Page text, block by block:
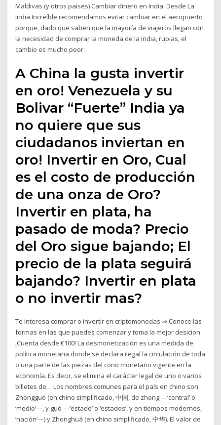
Maldivas (y otros países) Cambiar dinero en India. Desde La
India Increíble recomendamos evitar cambiar en el aeropuerto
porque, dado que saben que la mayoría de viajeros llegan con
la necesidad de comprar la moneda de la India, rupias, el
cambio es mucho peor.
A China la gusta invertir
en oro! Venezuela y su
Bolivar “Fuerte” India ya
no quiere que sus
ciudadanos inviertan en
oro! Invertir en Oro, Cual
es el costo de producción
de una onza de Oro?
Invertir en plata, ha
pasado de moda? Precio
del Oro sigue bajando; El
precio de la plata seguirá
bajando? Invertir en plata
o no invertir mas?
Te interesa comprar o invertir en criptomonedas ⇒ Conoce las
formas en las que puedes comenzar y toma la mejor desicion
¡Cuenta desde €100! La desmonetización es una medida de
política monetaria donde se declara ilegal la circulación de toda
o una parte de las piezas del cono monetario vigente en la
economía. Es decir, se elimina el carácter legal de uno o varios
billetes de… Los nombres comunes para el país en chino son
Zhongguó (en chino simplificado, 中国, de zhong —‘central’ o
‘medio’—, y guó —‘estado’ o ‘estados’, y en tiempos modernos,
‘nación’—) y Zhonghuá (en chino simplificado, 中华). El valor de